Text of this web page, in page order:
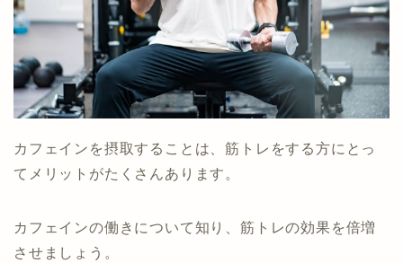
カフェインを摂取することは、筋トレをする方にとっ
てメリットがたくさんあります。
カフェインの働きについて知り、筋トレの効果を倍増
させましょう。